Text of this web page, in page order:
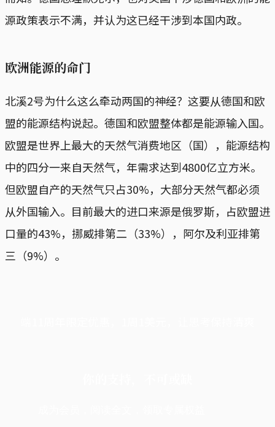
源政策表示不满，并认为这已经干涉到本国内政。
欧洲能源的命门
北溪2号为什么这么牵动两国的神经？这要从德国和欧
盟的能源结构说起。德国和欧盟整体都是能源输入国。
欧盟是世界上最大的天然气消费地区（国），能源结构
中的四分一来自天然气，年需求达到4800亿立方米。
但欧盟自产的天然气只占30%，大部分天然气都必须
从外国输入。目前最大的进口来源是俄罗斯，占欧盟进
口量的43%，挪威排第二（33%），阿尔及利亚排第
三（9%）。